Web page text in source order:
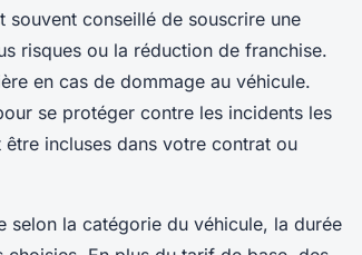
conseillé de souscrire une
risques ou la réduction de franchise.
en cas de dommage au véhicule.
se protéger contre les incidents les
incluses dans votre contrat ou
la catégorie du véhicule, la durée